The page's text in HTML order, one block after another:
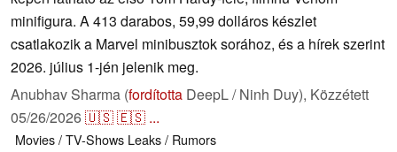
minifigura. A 413 darabos, 59,99 dolláros készlet
csatlakozik a Marvel minibusztok sorához, és a hírek szerint
2026. július 1-jén jelenik meg.
Anubhav Sharma (fordította DeepL / Ninh Duy), Közzétett
05/26/2026🇺🇸🇪🇸 ...
Movies / TV-Shows Leaks / Rumors